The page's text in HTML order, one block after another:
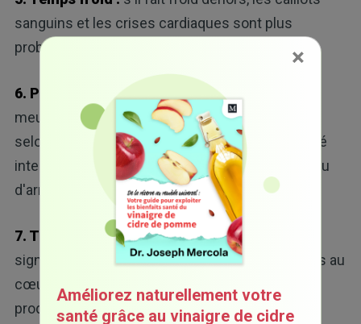
sanguins et les crises cardiaques sont plus
probables.
6. Pelleter de la neige :
environ 100 personnes
meurent chaque année en pelletant de la neige,
selon le Conseil national de sécurité, car l'activité
intense augmente le risque de crise cardiaque ou
d'arrêt cardiaque.
7. Tempêtes solaires :les tempêtes solaires
signalées causent jusqu'à 5 500 décès associés au
cœur aux États-Unis lors d'événements qui se
produisent tous les 11 ans, en raison des
×
Améliorez naturellement votre
santé grâce au vinaigre de cidre